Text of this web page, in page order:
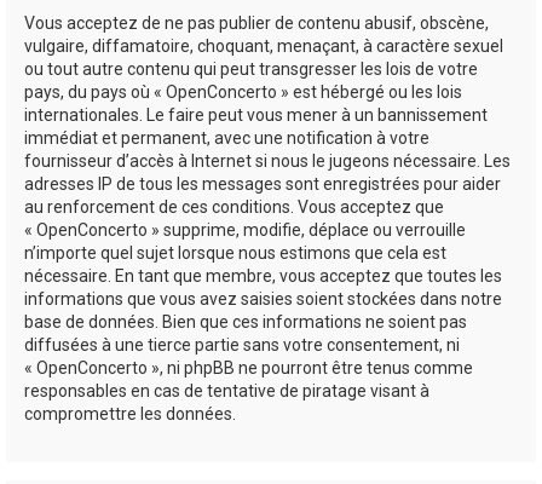
Vous acceptez de ne pas publier de contenu abusif, obscène,
vulgaire, diffamatoire, choquant, menaçant, à caractère sexuel
ou tout autre contenu qui peut transgresser les lois de votre
pays, du pays où « OpenConcerto » est hébergé ou les lois
internationales. Le faire peut vous mener à un bannissement
immédiat et permanent, avec une notification à votre
fournisseur d’accès à Internet si nous le jugeons nécessaire. Les
adresses IP de tous les messages sont enregistrées pour aider
au renforcement de ces conditions. Vous acceptez que
« OpenConcerto » supprime, modifie, déplace ou verrouille
n’importe quel sujet lorsque nous estimons que cela est
nécessaire. En tant que membre, vous acceptez que toutes les
informations que vous avez saisies soient stockées dans notre
base de données. Bien que ces informations ne soient pas
diffusées à une tierce partie sans votre consentement, ni
« OpenConcerto », ni phpBB ne pourront être tenus comme
responsables en cas de tentative de piratage visant à
compromettre les données.